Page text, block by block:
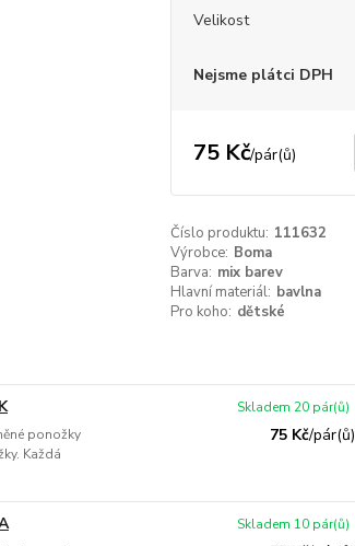
Velikost
Nejsme plátci DPH
75 Kč/pár(ů)
Číslo produktu: 111632
Výrobce: Boma
Barva: mix barev
Hlavní materiál: bavlna
Pro koho: dětské
ponožky
Každá
75 Kč/pár(ů)
Skladem 20 pár(ů)
Skladem 10 pár(ů)